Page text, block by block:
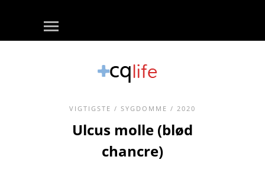
VIGTIGSTE / SYGDOMME / 2020
Ulcus molle (blød
chancre)